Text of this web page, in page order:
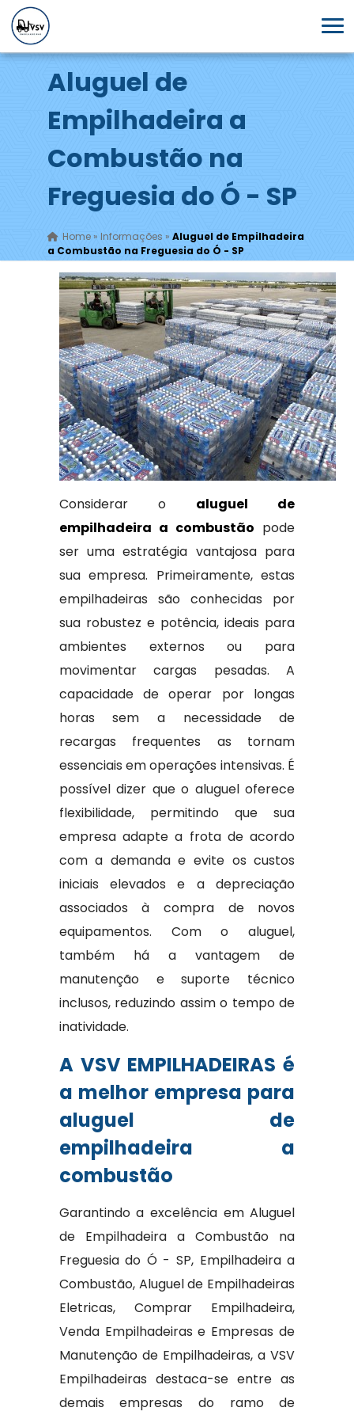
Aluguel de
Empilhadeira a
Combustão na
Freguesia do Ó - SP
Home» Informações » Aluguel de Empilhadeira
a Combustão na Freguesia do Ó - SP
Considerar o aluguel de
empilhadeira a combustão pode
ser uma estratégia vantajosa para
sua empresa. Primeiramente, estas
empilhadeiras são conhecidas por
sua robustez e potência, ideais para
ambientes externos ou para
movimentar cargas pesadas. A
capacidade de operar por longas
horas sem a necessidade de
recargas frequentes as tornam
essenciais em operações intensivas. É
possível dizer que o aluguel oferece
flexibilidade, permitindo que sua
empresa adapte a frota de acordo
com a demanda e evite os custos
iniciais elevados e a depreciação
associados à compra de novos
equipamentos. Com o aluguel,
também há a vantagem de
manutenção e suporte técnico
inclusos, reduzindo assim o tempo de
inatividade.
A VSV EMPILHADEIRAS é
a melhor empresa para
aluguel de
empilhadeira a
combustão
Garantindo a excelência em Aluguel
de Empilhadeira a Combustão na
Freguesia do Ó - SP, Empilhadeira a
Combustão, Aluguel de Empilhadeiras
Eletricas, Comprar Empilhadeira,
Venda Empilhadeiras e Empresas de
Manutenção de Empilhadeiras, a VSV
Empilhadeiras destaca-se entre as
demais empresas do ramo de